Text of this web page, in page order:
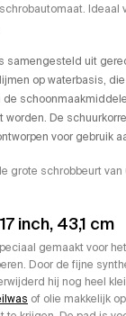
Ideaal
samengesteld uit
op waterbasis,
worden. De
voor gebruik
grote schrobbeurt van
inch, 43,1 cm
gemaakt voor
Door de fijne
hij nog heel
of olie makkelijk